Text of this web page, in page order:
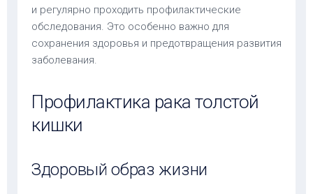
и регулярно проходить профилактические
обследования. Это особенно важно для
сохранения здоровья и предотвращения развития
заболевания.
Профилактика рака толстой
кишки
Здоровый образ жизни